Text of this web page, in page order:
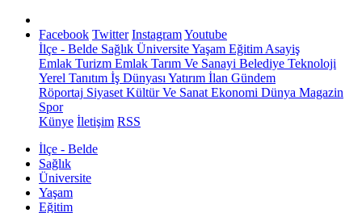
Facebook Twitter InstagramYoutube
İlçe - Belde Sağlık ÜniversiteYaşam Eğitim Asayiş
Emlak Turizm Emlak Tarım Ve Sanayi Belediye Teknoloji
Yerel Tanıtım İş Dünyası Yatırım İlan Gündem
Röportaj Siyaset Kültür Ve Sanat Ekonomi Dünya Magazin
Spor
Künye İletişim RSS
İlçe - Belde
Sağlık
Üniversite
Yaşam
Eğitim